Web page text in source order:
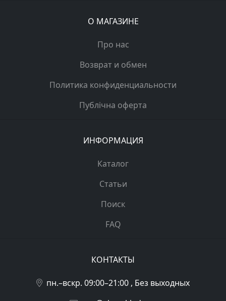
О МАГАЗИНЕ
Про нас
Возврат и обмен
Политика конфиденциальности
Публічна оферта
ИНФОРМАЦИЯ
Каталог
Статьи
Поиск
FAQ
КОНТАКТЫ
пн.–вскр. 09:00–21:00 , Без выходных